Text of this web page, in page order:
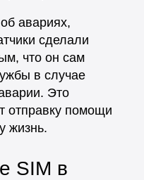
авариях,
сделали
что он сам
в случае
Это
отправку помощи
жизнь.
SIM в